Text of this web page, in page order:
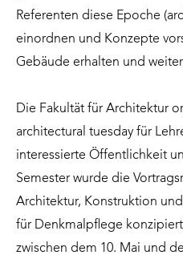
Referenten diese Epoche
einordnen und Konzepte
Gebäude erhalten und
Die Fakultät für Architektur
architectural tuesday für
interessierte Öffentlichkeit
Semester wurde die
Architektur, Konstruktion
für Denkmalpflege
zwischen dem 10. Mai und